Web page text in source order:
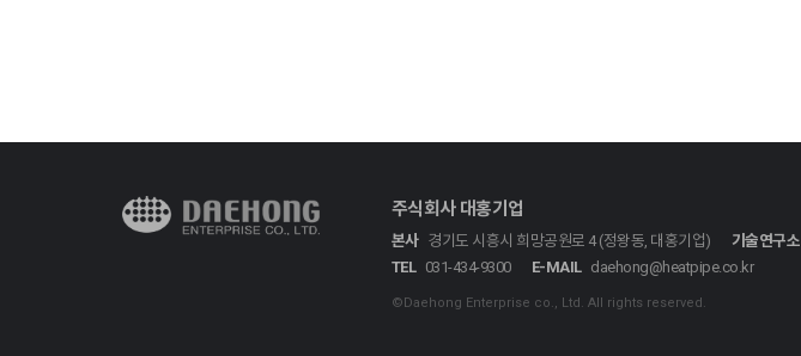
주식회사 대홍기업
본사 경기도 시흥시 희망공원로 4 (정왕동, 대홍기업) 기술연구소
TEL 031-434-9300 E-MAIL daehong@heatpipe.co.kr
©Daehong Enterprise co., Ltd. All rights reserved.